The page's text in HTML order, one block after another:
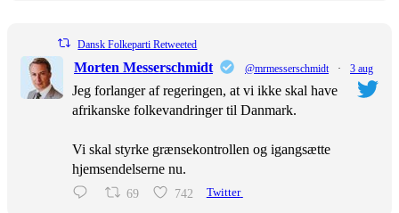
Dansk Folkeparti Retweeted
Morten Messerschmidt @mrmesserschmidt · 3 aug
Jeg forlanger af regeringen, at vi ikke skal have
afrikanske folkevandringer til Danmark.
Vi skal styrke grænsekontrollen og igangsætte
hjemsendelserne nu.
69 742 Twitter